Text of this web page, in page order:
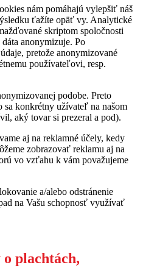
nám pomáhajú vylepšiť náš
ťažíte opäť vy. Analytické
skriptom spoločnosti
anonymizuje. Po
pretože anonymizované
používateľovi, resp.
podobe. Preto
sa konkrétny užívateľ na našom
aký tovar si prezeral a pod).
aj na reklamné účely, kedy
zobrazovať reklamu aj na
vo vzťahu k vám považujeme
a/alebo odstránenie
na Vašu schopnosť využívať
plachtách,